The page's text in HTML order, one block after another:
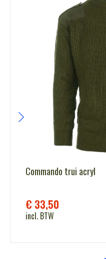
Commando trui acryl
€ 33,50
incl. BTW